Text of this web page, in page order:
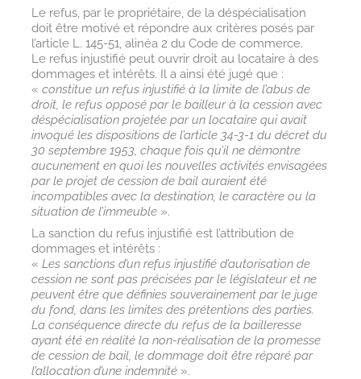
Le refus, par le propriétaire, de la déspécialisation
doit être motivé et répondre aux critères posés par
l’article L. 145-51, alinéa 2 du Code de commerce.
Le refus injustifié peut ouvrir droit au locataire à des
dommages et intérêts. Il a ainsi été jugé que :
« constitue un refus injustifié à la limite de l’abus de
droit, le refus opposé par le bailleur à la cession avec
déspécialisation projetée par un locataire qui avait
invoqué les dispositions de l’article 34-3-1 du décret du
30 septembre 1953, chaque fois qu’il ne démontre
aucunement en quoi les nouvelles activités envisagées
par le projet de cession de bail auraient été
incompatibles avec la destination, le caractère ou la
situation de l’immeuble».
La sanction du refus injustifié est l’attribution de
dommages et intérêts :
« Les sanctions d’un refus injustifié d’autorisation de
cession ne sont pas précisées par le législateur et ne
peuvent être que définies souverainement par le juge
du fond, dans les limites des prétentions des parties.
La conséquence directe du refus de la bailleresse
ayant été en réalité la non-réalisation de la promesse
de cession de bail, le dommage doit être réparé par
l’allocation d’une indemnité».